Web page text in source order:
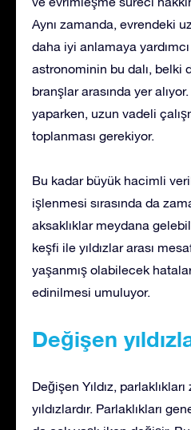
Aynı zamanda, evrendeki
daha iyi anlamaya
astronominin bu dalı, belki
branşlar arasında yer
yaparken, uzun vadeli
toplanması gerekiyor.
Bu kadar büyük hacimli
işlenmesi sırasında da
aksaklıklar meydana
keşfi ile yıldızlar arası
yaşanmış olabilecek
edinilmesi umuluyor.
Değişen
Değişen Yıldız,
yıldızlardır. Parlaklıkları